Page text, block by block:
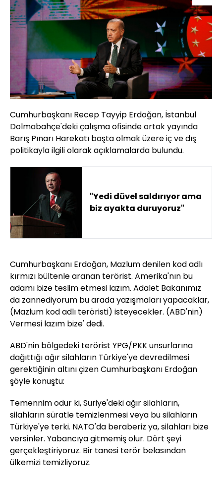
Cumhurbaşkanı Recep Tayyip Erdoğan, İstanbul
Dolmabahçe'deki çalışma ofisinde ortak yayında
Barış Pınarı Harekatı başta olmak üzere iç ve dış
politikayla ilgili olarak açıklamalarda bulundu.
"Yedi düvel saldırıyor ama
biz ayakta duruyoruz"
Cumhurbaşkanı Erdoğan, Mazlum denilen kod adlı
kırmızı bültenle aranan terörist. Amerika'nın bu
adamı bize teslim etmesi lazım. Adalet Bakanımız
da zannediyorum bu arada yazışmaları yapacaklar,
(Mazlum kod adlı teröristi) isteyecekler. (ABD'nin)
Vermesi lazım bize' dedi.
ABD'nin bölgedeki terörist YPG/PKK unsurlarına
dağıttığı ağır silahların Türkiye'ye devredilmesi
gerektiğinin altını çizen Cumhurbaşkanı Erdoğan
şöyle konuştu:
Temennim odur ki, Suriye'deki ağır silahların,
silahların süratle temizlenmesi veya bu silahların
Türkiye'ye terki. NATO'da beraberiz ya, silahları bize
versinler. Yabancıya gitmemiş olur. Dört şeyi
gerçekleştiriyoruz. Bir tanesi terör belasından
ülkemizi temizliyoruz.